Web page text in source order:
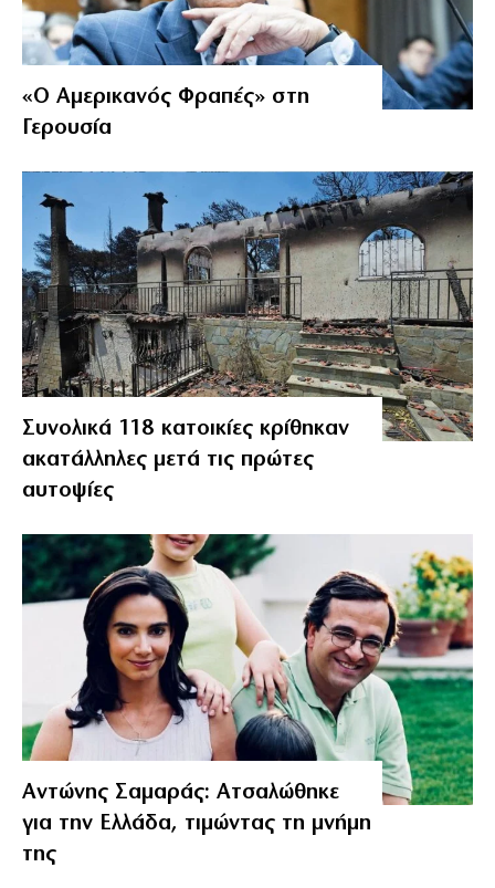
«Ο Αμερικανός Φραπές» στη
Γερουσία
Συνολικά 118 κατοικίες κρίθηκαν
ακατάλληλες μετά τις πρώτες
αυτοψίες
Αντώνης Σαμαράς: Ατσαλώθηκε
για την Ελλάδα, τιμώντας τη μνήμη
της